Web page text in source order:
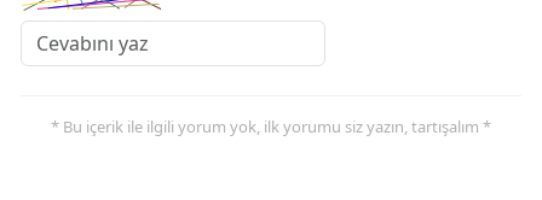
* Bu içerik ile ilgili yorum yok, ilk yorumu siz yazın, tartışalım *